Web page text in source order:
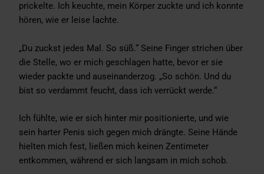
prickelte. Ich keuchte, mein Körper zuckte und ich konnte
hören, wie er leise lachte.
„Du zuckst jedes Mal. So süß.“ Seine Finger strichen über
die Stelle, wo er mich geschlagen hatte, bevor er sie
wieder packte und auseinanderzog. „So schön. Und du
bist so verdammt feucht, dass ich verrückt werde.“
Ich fühlte, wie er sich hinter mir positionierte, und wie
sein harter Penis sich gegen mich drängte. Seine Hände
hielten mich fest, ließen mich keinen Zentimeter
entkommen, während er sich langsam in mich schob.